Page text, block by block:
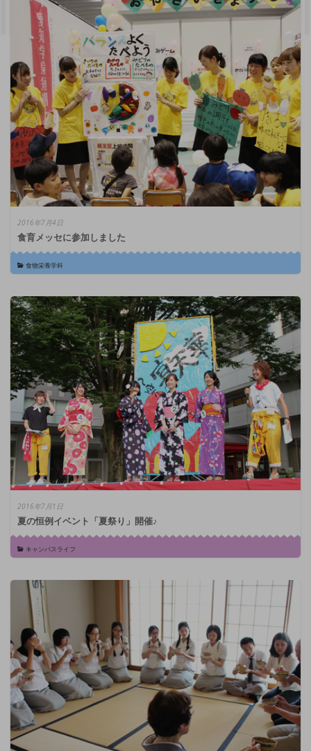
2016年7月4日
食育メッセに参加しました
食物栄養学科
2016年7月1日
夏の恒例イベント「夏祭り」開催♪
キャンパスライフ